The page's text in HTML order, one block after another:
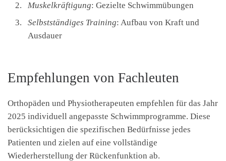
Muskelkräftigung: Gezielte Schwimmübungen
Selbstständiges Training: Aufbau von Kraft und
Ausdauer
Empfehlungen von Fachleuten
Orthopäden und Physiotherapeuten empfehlen für das Jahr
2025 individuell angepasste Schwimmprogramme. Diese
berücksichtigen die spezifischen Bedürfnisse jedes
Patienten und zielen auf eine vollständige
Wiederherstellung der Rückenfunktion ab.